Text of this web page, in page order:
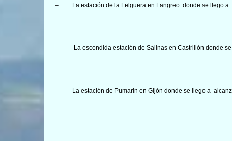
– La estación de la Felguera en Langreo donde se llego a
– La escondida estación de Salinas en Castrillón donde
– La estación de Pumarin en Gijón donde se llego a